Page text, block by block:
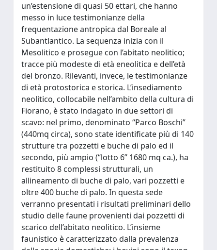
un’estensione di quasi 50 ettari, che hanno
messo in luce testimonianze della
frequentazione antropica dal Boreale al
Subantlantico. La sequenza inizia con il
Mesolitico e prosegue con l’abitato neolitico;
tracce più modeste di età eneolitica e dell’età
del bronzo. Rilevanti, invece, le testimonianze
di età protostorica e storica. L’insediamento
neolitico, collocabile nell’ambito della cultura di
Fiorano, è stato indagato in due settori di
scavo: nel primo, denominato “Parco Boschi”
(440mq circa), sono state identificate più di 140
strutture tra pozzetti e buche di palo ed il
secondo, più ampio (“lotto 6” 1680 mq ca.), ha
restituito 8 complessi strutturali, un
allineamento di buche di palo, vari pozzetti e
oltre 400 buche di palo. In questa sede
verranno presentati i risultati preliminari dello
studio delle faune provenienti dai pozzetti di
scarico dell’abitato neolitico. L’insieme
faunistico è caratterizzato dalla prevalenza